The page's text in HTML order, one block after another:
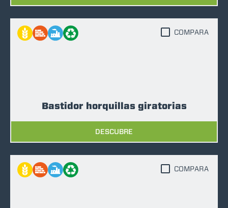
Bastidor horquillas giratorias
DESCUBRE
COMPARA
COMPARA